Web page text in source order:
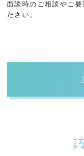
面談時のご相談やご
ださい。